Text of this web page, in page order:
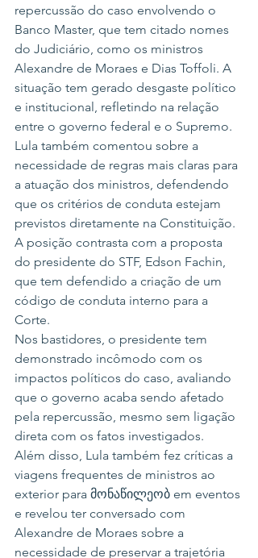
repercussão do caso envolvendo o
Banco Master, que tem citado nomes
do Judiciário, como os ministros
Alexandre de Moraes e Dias Toffoli. A
situação tem gerado desgaste político
e institucional, refletindo na relação
entre o governo federal e o Supremo.
Lula também comentou sobre a
necessidade de regras mais claras para
a atuação dos ministros, defendendo
que os critérios de conduta estejam
previstos diretamente na Constituição.
A posição contrasta com a proposta
do presidente do STF, Edson Fachin,
que tem defendido a criação de um
código de conduta interno para a
Corte.
Nos bastidores, o presidente tem
demonstrado incômodo com os
impactos políticos do caso, avaliando
que o governo acaba sendo afetado
pela repercussão, mesmo sem ligação
direta com os fatos investigados.
Além disso, Lula também fez críticas a
viagens frequentes de ministros ao
exterior para მონაწილეობ em eventos
e revelou ter conversado com
Alexandre de Moraes sobre a
necessidade de preservar a trajetória